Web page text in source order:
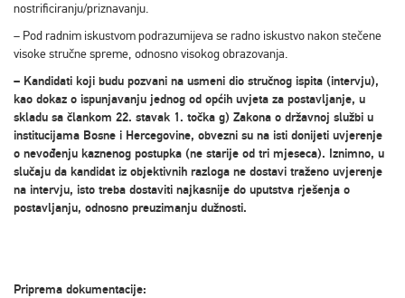
nostrificiranju/priznavanju.
– Pod radnim iskustvom podrazumijeva se radno iskustvo nakon stečene
visoke stručne spreme, odnosno visokog obrazovanja.
– Kandidati koji budu pozvani na usmeni dio stručnog ispita (intervju),
kao dokaz o ispunjavanju jednog od općih uvjeta za postavljanje, u
skladu sa člankom 22. stavak 1. točka g) Zakona o državnoj službi u
institucijama Bosne i Hercegovine, obvezni su na isti donijeti uvjerenje
o nevođenju kaznenog postupka (ne starije od tri mjeseca). Iznimno, u
slučaju da kandidat iz objektivnih razloga ne dostavi traženo uvjerenje
na intervju, isto treba dostaviti najkasnije do uputstva rješenja o
postavljanju, odnosno preuzimanju dužnosti.
Priprema dokumentacije: